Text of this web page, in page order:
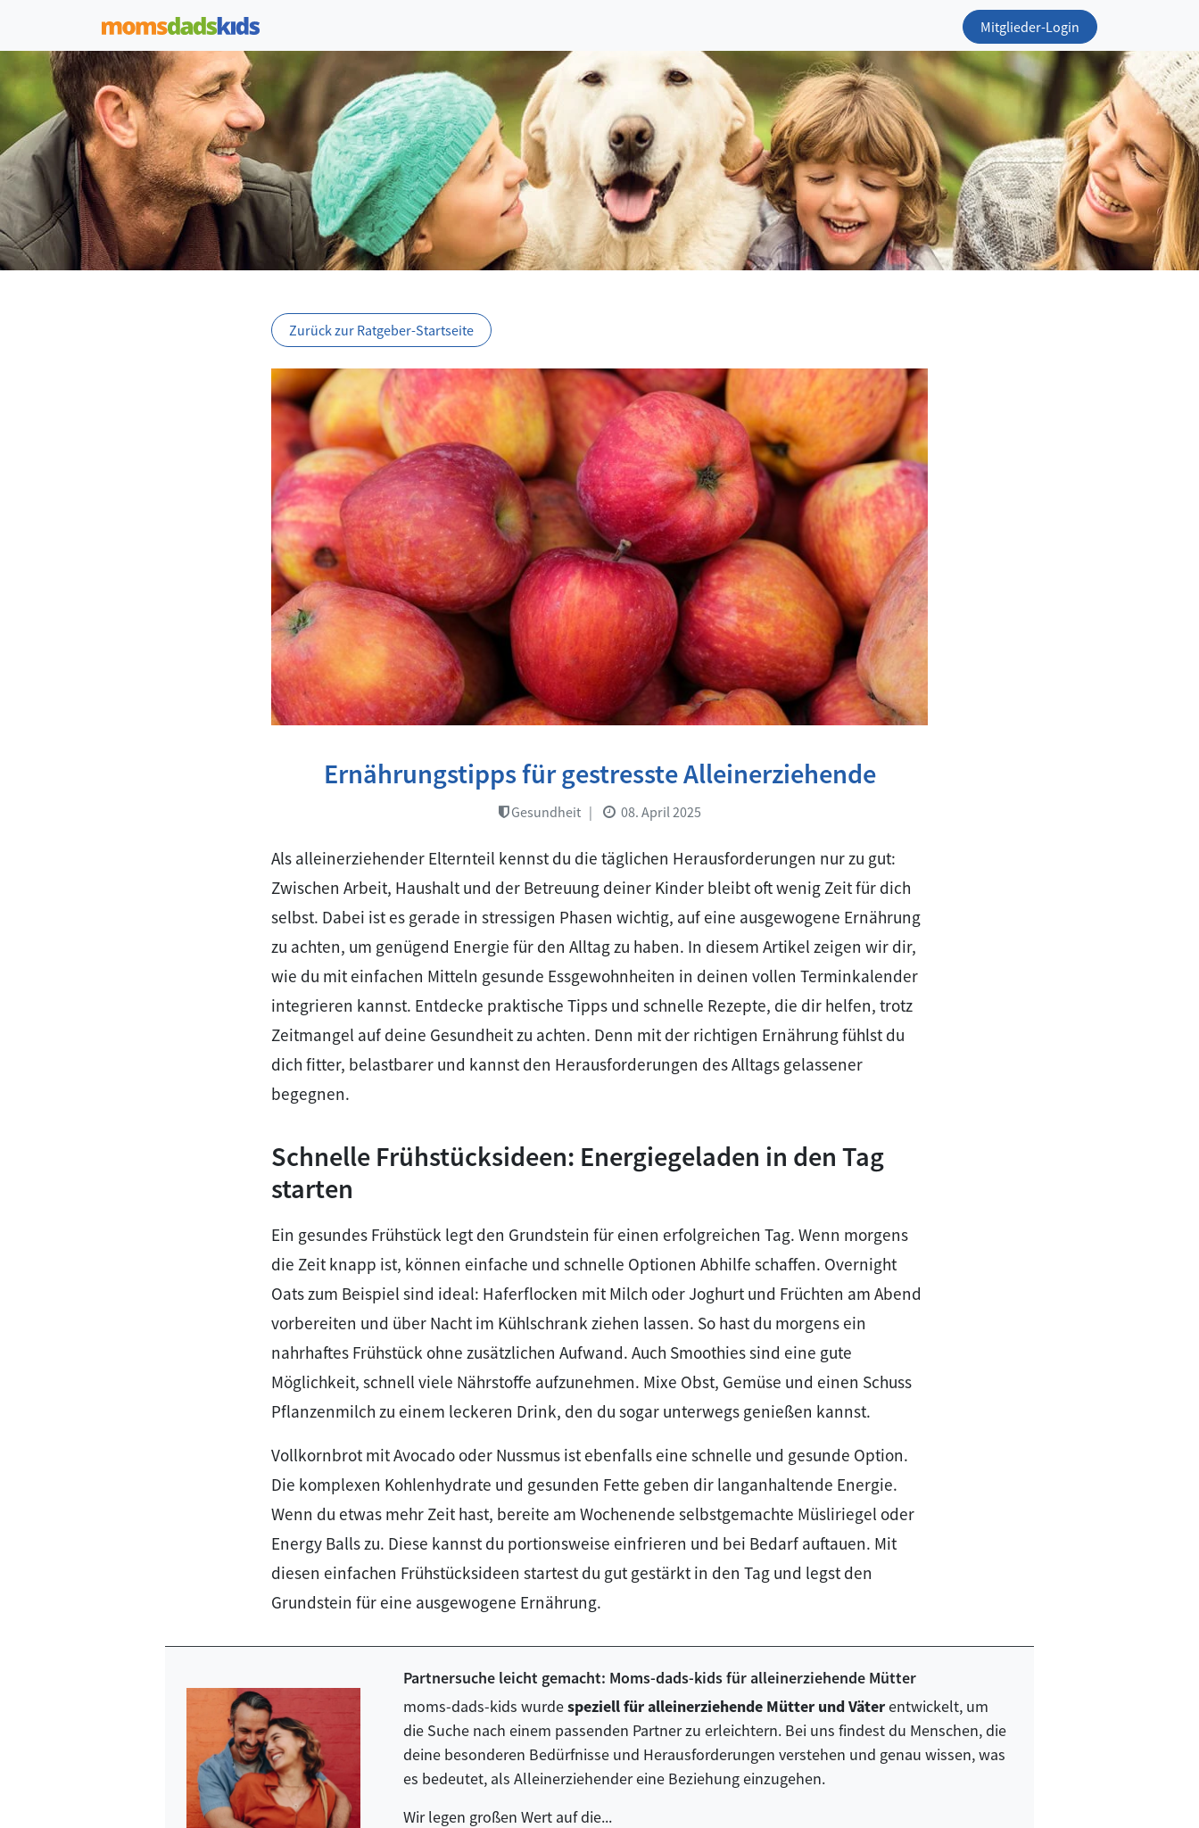
Mitglieder-Login
Zurück zur Ratgeber-Startseite
Ernährungstipps für gestresste Alleinerziehende
Gesundheit| 08. April 2025
Als alleinerziehender Elternteil kennst du die täglichen Herausforderungen nur zu gut:
Zwischen Arbeit, Haushalt und der Betreuung deiner Kinder bleibt oft wenig Zeit für dich
selbst. Dabei ist es gerade in stressigen Phasen wichtig, auf eine ausgewogene Ernährung
zu achten, um genügend Energie für den Alltag zu haben. In diesem Artikel zeigen wir dir,
wie du mit einfachen Mitteln gesunde Essgewohnheiten in deinen vollen Terminkalender
integrieren kannst. Entdecke praktische Tipps und schnelle Rezepte, die dir helfen, trotz
Zeitmangel auf deine Gesundheit zu achten. Denn mit der richtigen Ernährung fühlst du
dich fitter, belastbarer und kannst den Herausforderungen des Alltags gelassener
begegnen.
Schnelle Frühstücksideen: Energiegeladen in den Tag
starten
Ein gesundes Frühstück legt den Grundstein für einen erfolgreichen Tag. Wenn morgens
die Zeit knapp ist, können einfache und schnelle Optionen Abhilfe schaffen. Overnight
Oats zum Beispiel sind ideal: Haferflocken mit Milch oder Joghurt und Früchten am Abend
vorbereiten und über Nacht im Kühlschrank ziehen lassen. So hast du morgens ein
nahrhaftes Frühstück ohne zusätzlichen Aufwand. Auch Smoothies sind eine gute
Möglichkeit, schnell viele Nährstoffe aufzunehmen. Mixe Obst, Gemüse und einen Schuss
Pflanzenmilch zu einem leckeren Drink, den du sogar unterwegs genießen kannst.
Vollkornbrot mit Avocado oder Nussmus ist ebenfalls eine schnelle und gesunde Option.
Die komplexen Kohlenhydrate und gesunden Fette geben dir langanhaltende Energie.
Wenn du etwas mehr Zeit hast, bereite am Wochenende selbstgemachte Müsliriegel oder
Energy Balls zu. Diese kannst du portionsweise einfrieren und bei Bedarf auftauen. Mit
diesen einfachen Frühstücksideen startest du gut gestärkt in den Tag und legst den
Grundstein für eine ausgewogene Ernährung.
Partnersuche leicht gemacht: Moms-dads-kids für alleinerziehende Mütter
moms-dads-kids wurdespeziell für alleinerziehende Mütter und Väterentwickelt, um
die Suche nach einem passenden Partner zu erleichtern. Bei uns findest du Menschen, die
deine besonderen Bedürfnisse und Herausforderungen verstehen und genau wissen, was
es bedeutet, als Alleinerziehender eine Beziehung einzugehen.
Wir legen großen Wert auf die...